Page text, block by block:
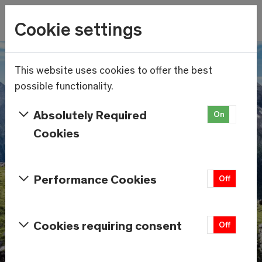
Skip to main content
14.6°C
Wetter
Cookie settings
This website uses cookies to offer the best
possible functionality.
Absolutely Required
Cookies
On Off
Performance Cookies Off
Cookies requiring consent Off